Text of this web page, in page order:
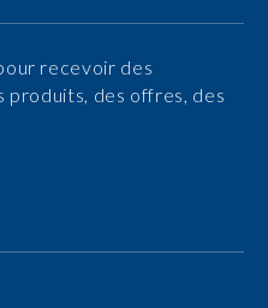
recevoir des
produits, des offres, des